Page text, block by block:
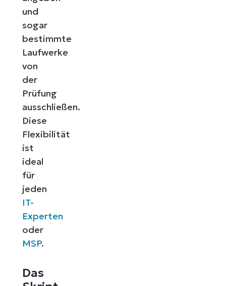
und
sogar
bestimmte
Laufwerke
von
der
Prüfung
ausschließen.
Diese
Flexibilität
ist
ideal
für
jeden
IT-
Experten
oder
MSP.
Das